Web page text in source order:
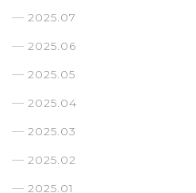
2025.07
2025.06
2025.05
2025.04
2025.03
2025.02
2025.01